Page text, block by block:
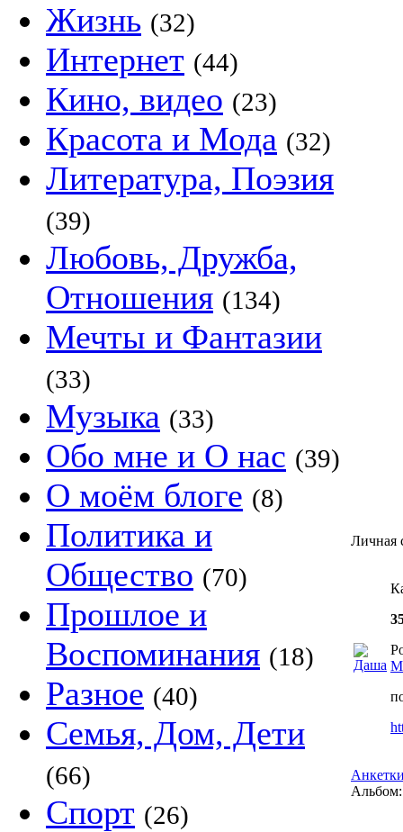
Жизнь (32)
Интернет (44)
Кино, видео (23)
Красота и Мода (32)
Литература, Поэзия
(39)
Любовь, Дружба,
Отношения (134)
Мечты и Фантазии
(33)
Музыка (33)
Обо мне и О нас (39)
О моём блоге (8)
Политика и
Общество (70)
Прошлое и
Воспоминания (18)
Разное (40)
Семья, Дом, Дети
(66)
Спорт (26)
Личная